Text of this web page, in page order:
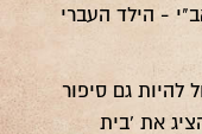
- הילד העברי
להיות גם סיפור
את 'בית